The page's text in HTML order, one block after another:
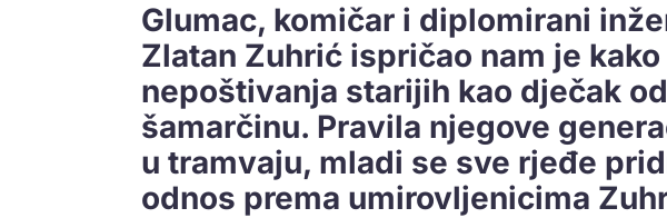
Glumac, komičar i diplomirani
Zlatan Zuhrić ispričao nam je
nepoštivanja starijih kao dječak
šamarčinu. Pravila njegove
u tramvaju, mladi se sve rjeđe
odnos prema umirovljenicima